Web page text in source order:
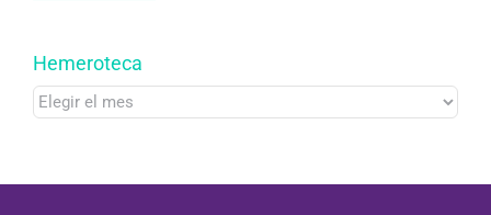
Hemeroteca
Hemeroteca